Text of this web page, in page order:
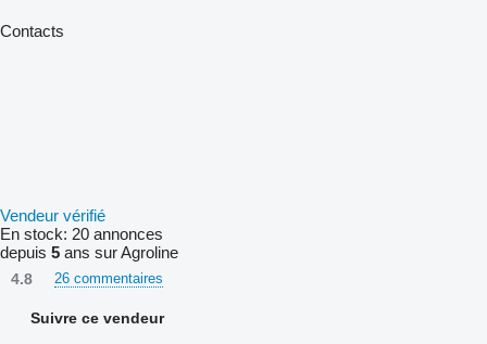
Contacts
Vendeur vérifié
En stock: 20 annonces
depuis 5 ans sur Agroline
4.8 26 commentaires
Suivre ce vendeur